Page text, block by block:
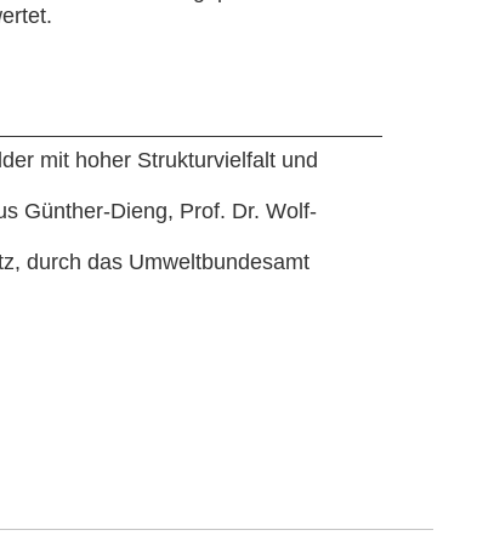
mit hoher Strukturvielfalt und
Günther-Dieng, Prof. Dr. Wolf-
durch das Umweltbundesamt